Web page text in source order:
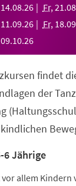
14.08.26 Fr, 21 .08
11 .09.26 Fr, 18.09
09.10.26
findet
der
6 Jährige
vor allem Kindern